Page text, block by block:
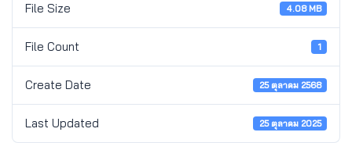
File Size 4.08 MB
File Count 1
Create Date 25 ตุลาคม 2568
Last Updated 25 ตุลาคม 2025